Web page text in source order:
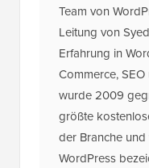
Team von
Leitung von
Erfahrung in
Commerce,
wurde 2009
größte
der Branche
WordPress